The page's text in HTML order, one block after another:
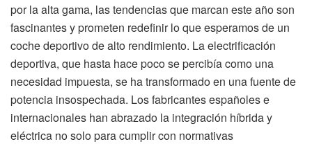
por la alta gama, las tendencias que marcan este año son
fascinantes y prometen redefinir lo que esperamos de un
coche deportivo de alto rendimiento. La electrificación
deportiva, que hasta hace poco se percibía como una
necesidad impuesta, se ha transformado en una fuente de
potencia insospechada. Los fabricantes españoles e
internacionales han abrazado la integración híbrida y
eléctrica no solo para cumplir con normativas